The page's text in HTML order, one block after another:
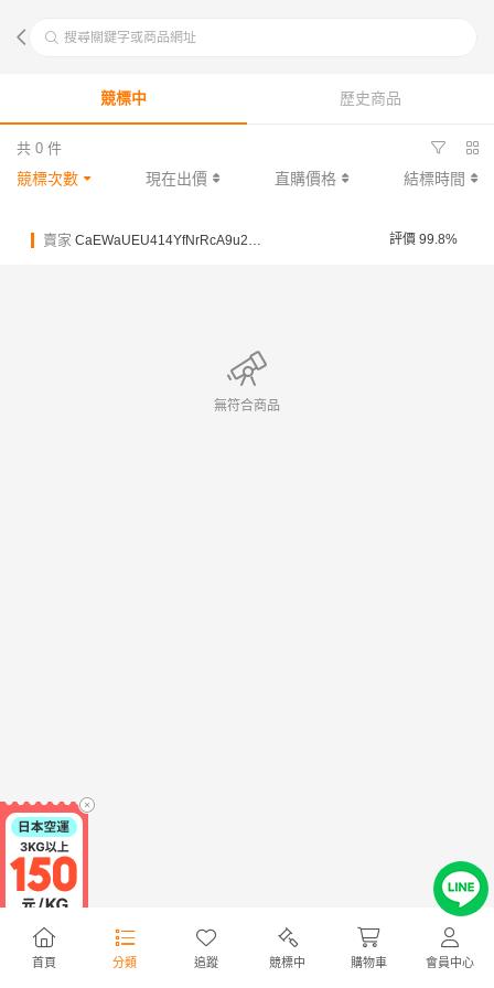
搜尋關鍵字或商品網址
首頁 分類 追蹤 競標中 購物車 會員中心
競標中 歷史商品
共 0 件
競標次數 現在出價 直購價格 結標時間
賣家 CaEWaUEU414YfNrRcA9u2dHF34MBG 評價 99.8%
無符合商品